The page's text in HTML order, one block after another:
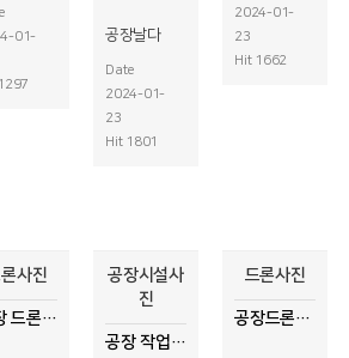
01-
공장날다
Date
2024-01-
23
Hit 1801
2024-01-
23
Hit 1662
사진
공장 드론사진촬영
공장시설사
진
공장 작업 풍경, 사무실 풍경 사진
드론사진
공장드론사진촬영